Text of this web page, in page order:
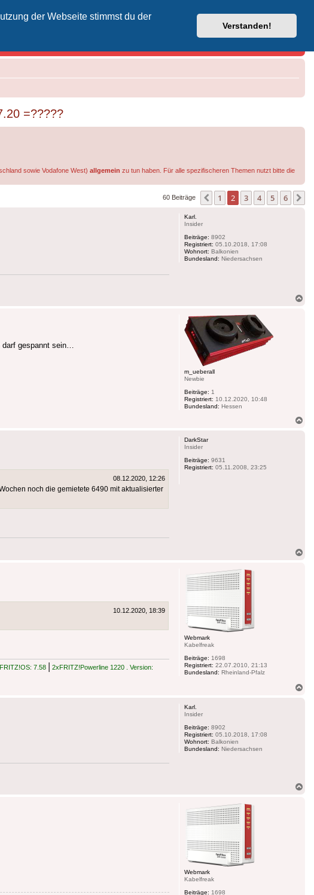
der Webseite stimmst du der
Verstanden!
Vodafone-Kabel-Helpdesk
=?????
sowie Vodafone West) allgemein zu tun haben. Für alle spezifischeren Themen nutzt bitte die
60 Beiträge Vorherige
1 2 3 4 5 6
Karl.
Insider
Beiträge: 8902
Registriert: 05.10.2018, 17:08
Wohnort: Balkonien
Bundesland: Niedersachsen
m_ueberall
Newbie
Beiträge: 1
Registriert: 10.12.2020, 10:48
Bundesland: Hessen
gespannt sein…
DarkStar
Insider
Beiträge: 9631
Registriert: 05.11.2008, 23:25
08.12.2020, 12:26
noch die gemietete 6490 mit aktualisierter
Webmark
Kabelfreak
Beiträge: 1698
Registriert: 22.07.2010, 21:13
Bundesland: Rheinland-Pfalz
10.12.2020, 18:39
7.58 | 2xFRITZ!Powerline 1220 . Version:
Karl.
Insider
Beiträge: 8902
Registriert: 05.10.2018, 17:08
Wohnort: Balkonien
Bundesland: Niedersachsen
Webmark
Kabelfreak
Beiträge: 1698